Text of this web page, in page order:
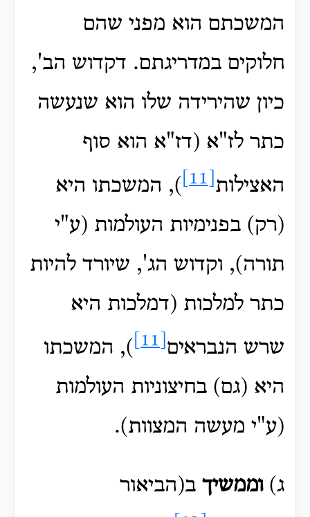
המשכתם הוא מפני שהם
חלוקים במדריגתם. דקדוש הב',
כיון שהירידה שלו הוא שנעשה
כתר לז"א (דז"א הוא סוף
האצילות
), המשכתו היא
(רק) בפנימיות העולמות (ע"י
תורה), וקדוש הג', שיורד להיות
כתר למלכות (דמלכות היא
שרש הנבראים
), המשכתו
היא (גם) בחיצוניות העולמות
(ע"י מעשה המצוות).
ג)וממשיך ב(הביאור